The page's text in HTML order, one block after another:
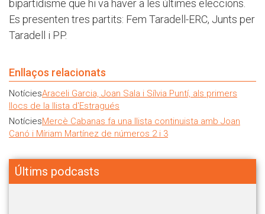
bipartidisme que hi va haver a les últimes eleccions.
Es presenten tres partits: Fem Taradell-ERC, Junts per
Taradell i PP.
Enllaços relacionats
NotíciesAraceli Garcia, Joan Sala i Sílvia Puntí, als primers
llocs de la llista d'Estragués
NotíciesMercè Cabanas fa una llista continuista amb Joan
Canó i Míriam Martínez de números 2 i 3
Últims podcasts